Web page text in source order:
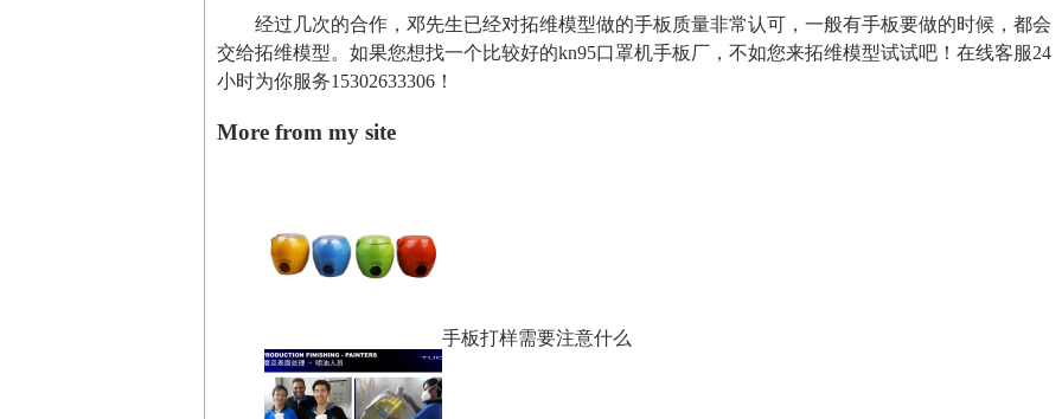
经过几次的合作，邓先生已经对拓维模型做的手板质量非常认可，一般有手板要做的时候，都会
交给拓维模型。如果您想找一个比较好的kn95口罩机手板厂，不如您来拓维模型试试吧！在线客服24
小时为你服务15302633306！
More from my site
手板打样需要注意什么